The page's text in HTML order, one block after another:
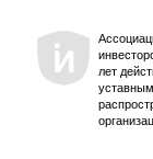
лет